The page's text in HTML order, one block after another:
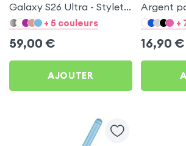
Galaxy S26 Ultra - Stylet
officiel Noir by Samsung
+ 5 couleurs
59,00 €
AJOUTER
Argent
Galaxy
S6 Lite
+
16,90 €